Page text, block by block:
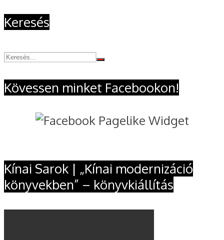
Keresés
Kövessen minket Facebookon!
Kínai Sarok | „Kínai modernizáció
könyvekben” – könyvkiállítás